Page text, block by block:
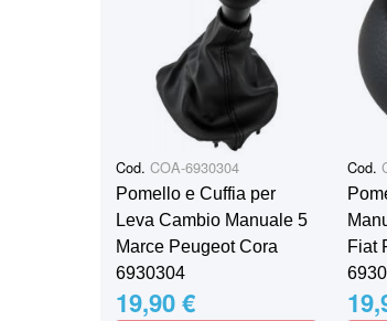
Cod. COA-6930304
Pomello e Cuffia per
Leva Cambio Manuale 5
Marce Peugeot Cora
6930304
19,90 €
Cod.
Fiat